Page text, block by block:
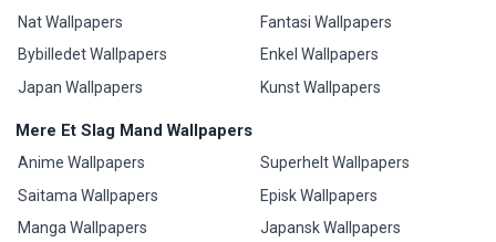
Nat Wallpapers
Bybilledet Wallpapers
Japan Wallpapers
Fantasi Wallpapers
Enkel Wallpapers
Kunst Wallpapers
Mere Et Slag Mand Wallpapers
Anime Wallpapers
Saitama Wallpapers
Manga Wallpapers
Superhelt Wallpapers
Episk Wallpapers
Japansk Wallpapers